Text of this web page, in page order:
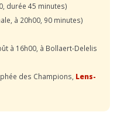
durée 45 minutes)
à 20h00, 90 minutes)
à 16h00, à Bollaert-Delelis
des Champions, Lens-